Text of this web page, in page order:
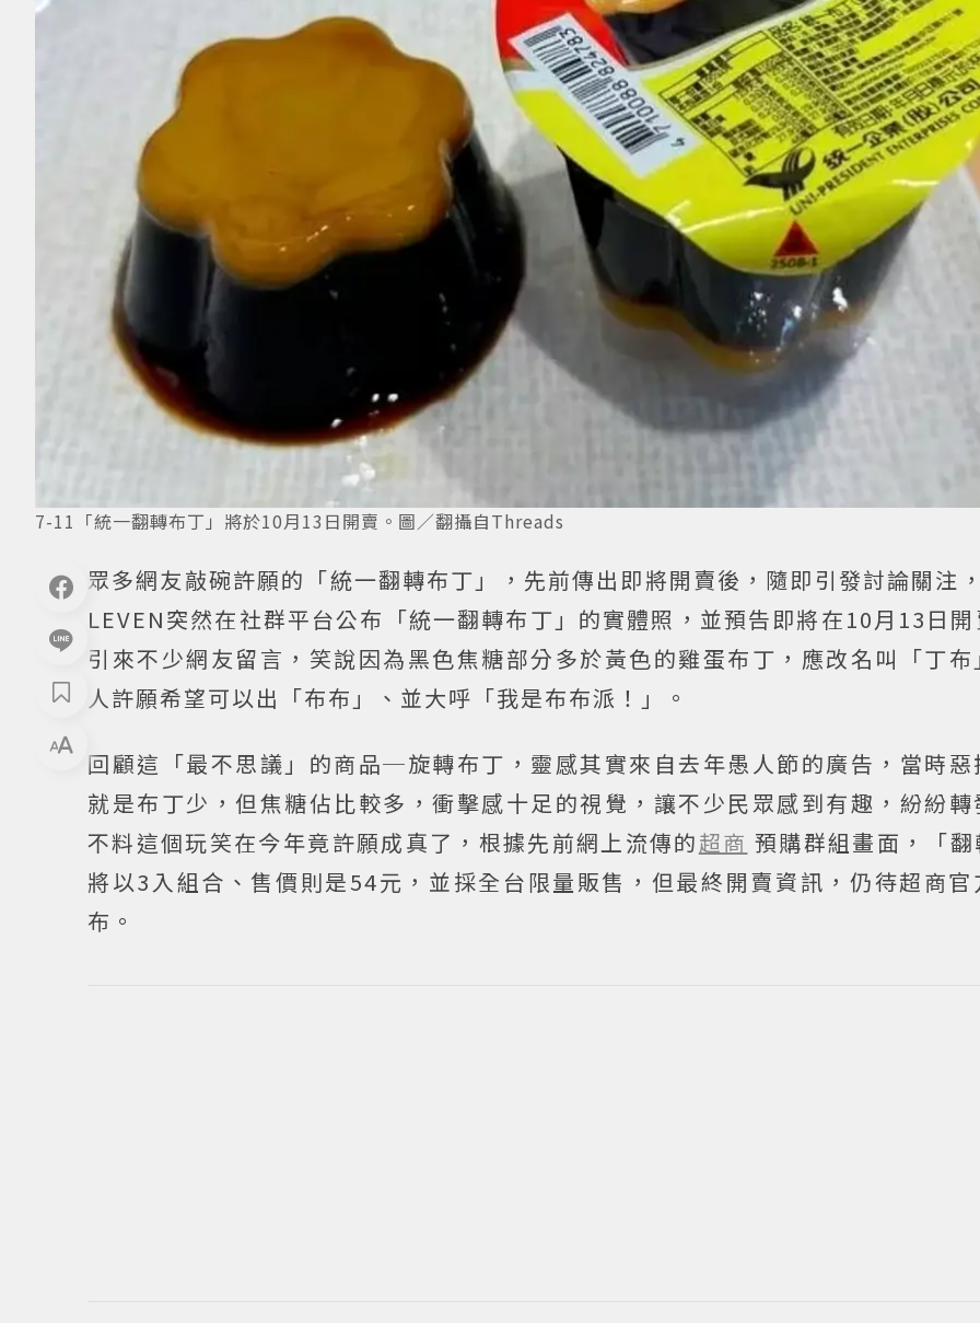
7-11「統一翻轉布丁」將於10月13日開賣。圖／翻攝自Threads
眾多網友敲碗許願的「統一翻轉布丁」，先前傳出即將開賣後，隨即引發討論關注
LEVEN突然在社群平台公布「統一翻轉布丁」的實體照，並預告即將在10月13日開
引來不少網友留言，笑說因為黑色焦糖部分多於黃色的雞蛋布丁，應改名叫「丁布
人許願希望可以出「布布」、並大呼「我是布布派！」。
回顧這「最不思議」的商品─旋轉布丁，靈感其實來自去年愚人節的廣告，當時惡
就是布丁少，但焦糖佔比較多，衝擊感十足的視覺，讓不少民眾感到有趣，紛紛轉
不料這個玩笑在今年竟許願成真了，根據先前網上流傳的超商 預購群組畫面，「翻
將以3入組合、售價則是54元，並採全台限量販售，但最終開賣資訊，仍待超商官
布。